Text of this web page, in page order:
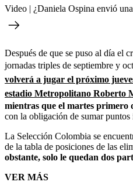
Video | ¿Daniela Ospina envió
Después de que se puso al día el
jornadas triples de septiembre y
volverá a jugar el próximo
estadio Metropolitano Roberto
mientras que el martes
con la obligación de sumar puntos
La Selección Colombia se
de la tabla de posiciones de las
obstante, solo le quedan dos
VER MÁS